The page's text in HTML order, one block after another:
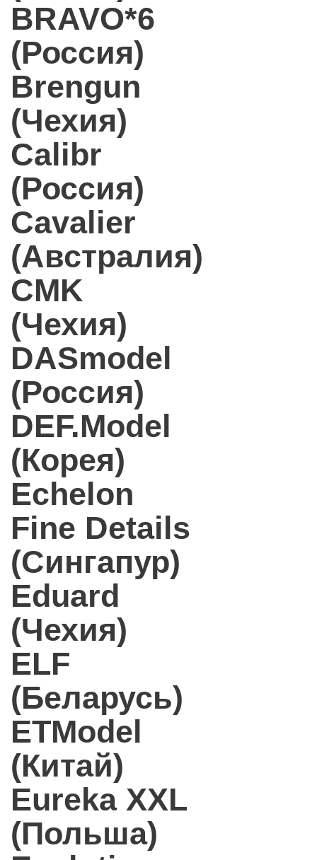
BRAVO*6
(Россия)
Brengun
(Чехия)
Calibr
(Россия)
Cavalier
(Австралия)
CMK
(Чехия)
DASmodel
(Россия)
DEF.Model
(Корея)
Echelon
Fine Details
(Сингапур)
Eduard
(Чехия)
ELF
(Беларусь)
ETModel
(Китай)
Eureka XXL
(Польша)